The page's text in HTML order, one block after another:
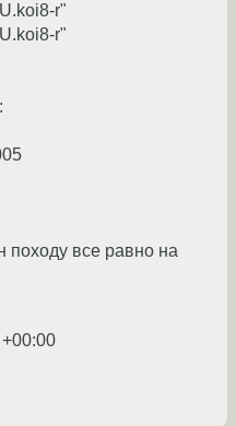
r"
r"
походу все равно на